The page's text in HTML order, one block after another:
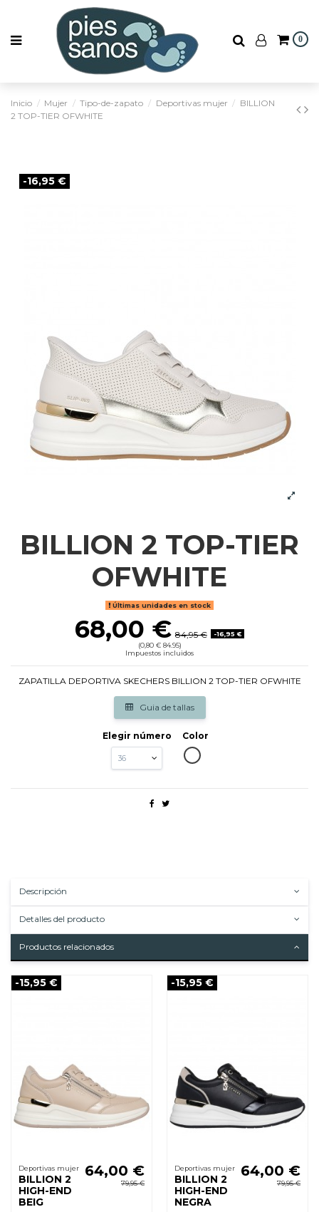
0
Inicio Mujer Tipo-de-zapato Deportivas mujer
BILLION
2 TOP-TIER OFWHITE
-16,95 €
BILLION 2 TOP-TIER
OFWHITE
Últimas unidades en stock
68,00 € 84,95 €
-16,95 €
(0,80 € 84.95)
Impuestos incluidos
ZAPATILLA DEPORTIVA SKECHERS BILLION 2 TOP-TIER OFWHITE
Guia de tallas
Elegir número
Color
OFWHITTE
Descripción
Detalles del producto
Productos relacionados
-15,95 €
Deportivas mujer
BILLION 2
HIGH-END
BEIG
64,00 €
79,95 €
-15,95 €
Deportivas mujer
BILLION 2
HIGH-END
NEGRA
64,00 €
79,95 €